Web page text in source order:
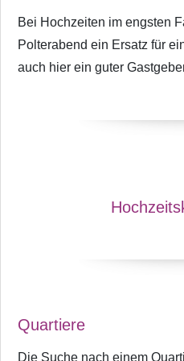
Bei Hochzeiten im engsten
Polterabend ein Ersatz für
auch hier ein guter
Quartiere
Die Suche nach einem